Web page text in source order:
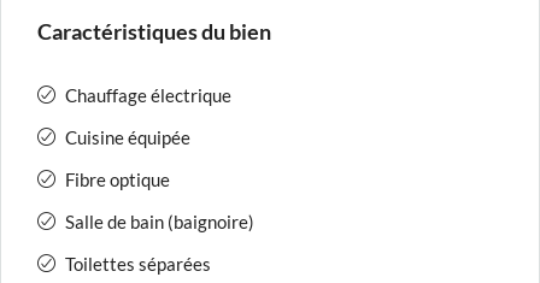
Caractéristiques du bien
Chauffage électrique
Cuisine équipée
Fibre optique
Salle de bain (baignoire)
Toilettes séparées